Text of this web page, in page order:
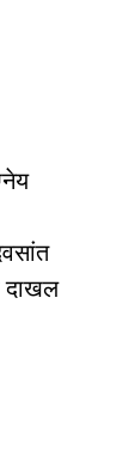
दाखल